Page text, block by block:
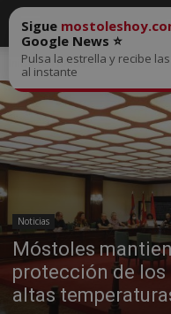
Inicio Noticias
Noticias
Móstoles
protección de
altas
Sigue
Google News ⭐
Pulsa la estrella y recibe
al instante